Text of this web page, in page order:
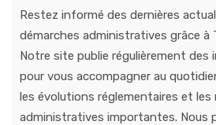
Restez informé des dernières
démarches administratives grâce à
Notre site publie régulièrement
pour vous accompagner au
les évolutions réglementaires et les
administratives importantes. Nous